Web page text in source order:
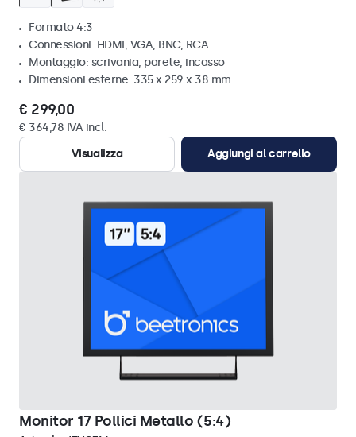
Formato 4:3
Connessioni: HDMI, VGA, BNC, RCA
Montaggio: scrivania, parete, incasso
Dimensioni esterne: 335 x 259 x 38 mm
€ 299,00
€ 364,78 IVA incl.
Visualizza
Aggiungi al carrello
Monitor 17 Pollici Metallo (5:4)